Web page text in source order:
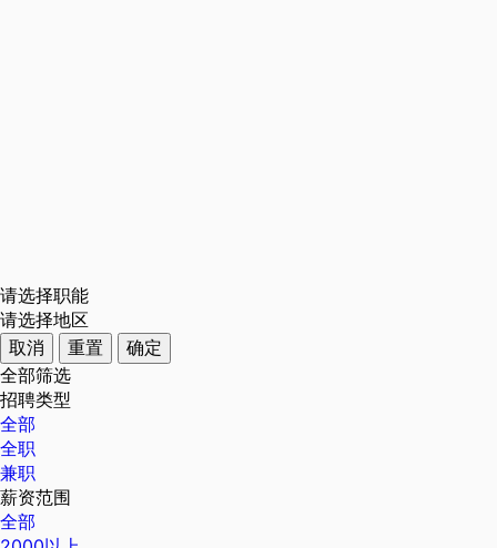
请选择职能
请选择地区
取消
重置
确定
全部筛选
招聘类型
全部
全职
兼职
薪资范围
全部